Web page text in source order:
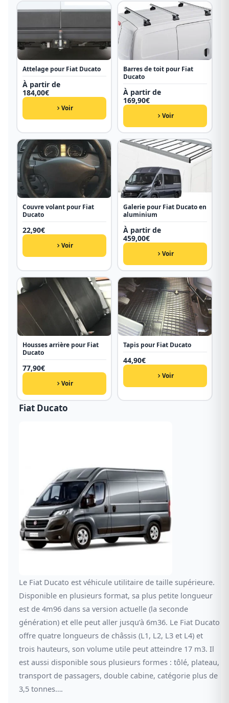
Attelage pour Fiat Ducato
À partir de
184,00€
Voir
Barres de toit pour Fiat
Ducato
À partir de
169,90€
Voir
Couvre volant pour Fiat
Ducato
22,90€
Voir
Galerie pour Fiat Ducato en
aluminium
À partir de
459,00€
Voir
Housses arrière pour Fiat
Ducato
77,90€
Voir
Tapis pour Fiat Ducato
44,90€
Voir
Fiat Ducato
Le Fiat Ducato est véhicule utilitaire de taille supérieure.
Disponible en plusieurs format, sa plus petite longueur
est de 4m96 dans sa version actuelle (la seconde
génération) et elle peut aller jusqu’à 6m36. Le Fiat Ducato
offre quatre longueurs de châssis (L1, L2, L3 et L4) et
trois hauteurs, son volume utile peut atteindre 17 m3. Il
est aussi disponible sous plusieurs formes : tôlé, plateau,
transport de passagers, double cabine, catégorie plus de
3,5 tonnes….